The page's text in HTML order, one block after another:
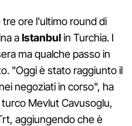
ore l'ultimo round di
aIstanbulin Turchia. I
ma qualche passo in
"Oggi è stato raggiunto il
negoziati in corso", ha
Mevlut Cavusoglu,
aggiungendo che è